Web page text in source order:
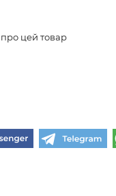
про цей товар